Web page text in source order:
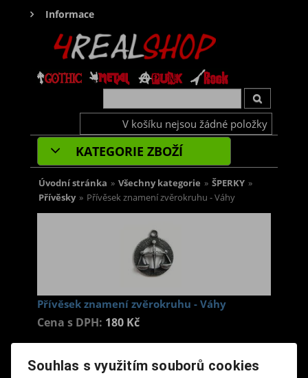
Informace
V košíku nejsou žádné položky
KATEGORIE ZBOŽÍ
Úvodní stránka » Všechny kategorie » ŠPERKY »
Přívěsky » Přívěsek znamení zvěrokruhu - Váhy
Přívěsek znamení zvěrokruhu - Váhy
Cena s DPH: 180 Kč
Dodání dny:skladem
Souhlas s využitím souborů cookies